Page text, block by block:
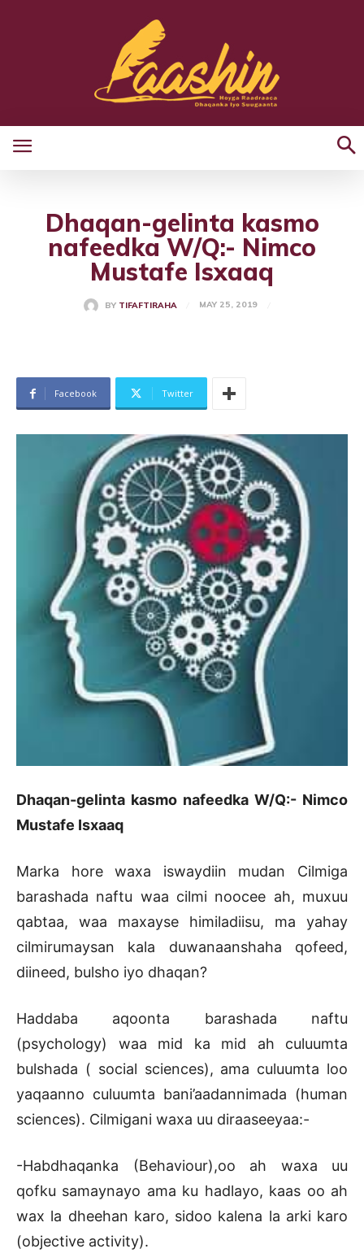
Dhaqan-gelinta kasmo
nafeedka W/Q:- Nimco
Mustafe Isxaaq
BY TIFAFTIRAHA MAY 25, 2019
Facebook Twitter
Dhaqan-gelinta kasmo nafeedka W/Q:- Nimco
Mustafe Isxaaq
Marka hore waxa iswaydiin mudan Cilmiga
barashada naftu waa cilmi noocee ah, muxuu
qabtaa, waa maxayse himiladiisu, ma yahay
cilmirumaysan kala duwanaanshaha qofeed,
diineed, bulsho iyo dhaqan?
Haddaba aqoonta barashada naftu
(psychology) waa mid ka mid ah culuumta
bulshada ( social sciences), ama culuumta loo
yaqaanno culuumta bani’aadannimada (human
sciences). Cilmigani waxa uu diraaseeyaa:-
-Habdhaqanka (Behaviour),oo ah waxa uu
qofku samaynayo ama ku hadlayo, kaas oo ah
wax la dheehan karo, sidoo kalena la arki karo
(objective activity).